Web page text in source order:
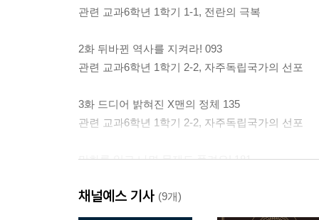
관련 교과6학년 1학기 1-1, 전란의 극복
2화 뒤바뀐 역사를 지켜라! 093
관련 교과6학년 1학기 2-2, 자주독립국가의 선포
3화 드디어 밝혀진 X맨의 정체 135
관련 교과6학년 1학기 2-2, 자주독립국가의 선포
만화를 읽고 나면 문제도 풀려요! 181
채널예스 기사 (9개)